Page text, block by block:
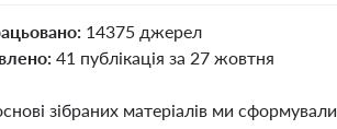
14375 джерел
41 публікація за 27 жовтня
зібраних матеріалів ми